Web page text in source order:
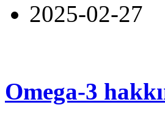
2025-02-27
Omega-3